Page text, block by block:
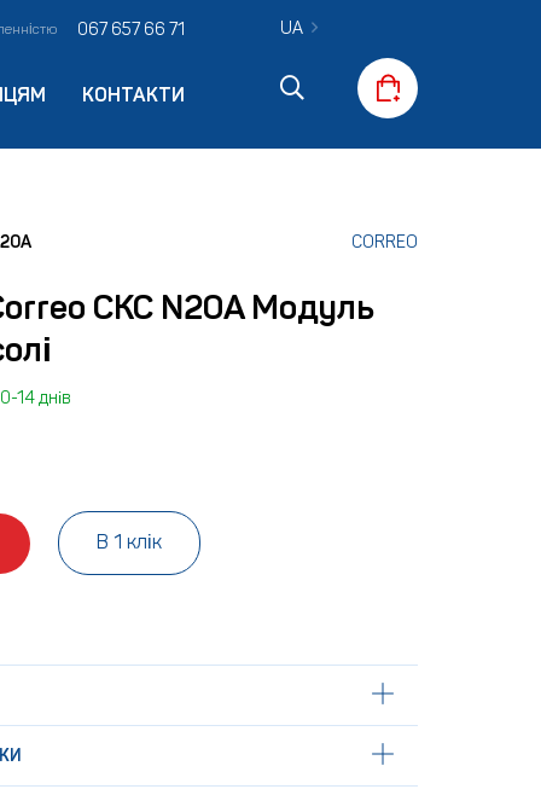
067 657 66 71
КОНТАКТИ
UA
CORREO
CKC N20A Модуль
14 днів
В 1 клік